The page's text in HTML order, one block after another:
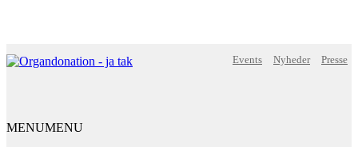
Events Nyheder Presse
MENUMENU